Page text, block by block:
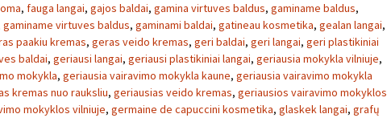
, fauga langai, gajos baldai, gamina virtuves baldus, gaminame baldus,
gaminame virtuves baldus, gaminami baldai, gatineau kosmetika, gealan langai,
paakiu kremas, geras veido kremas, geri baldai, geri langai, geri plastikiniai
baldai, geriausi langai, geriausi plastikiniai langai, geriausia mokykla vilniuje,
mokykla, geriausia vairavimo mokykla kaune, geriausia vairavimo mokykla
kremas nuo rauksliu, geriausias veido kremas, geriausios vairavimo mokyklos
mokyklos vilniuje, germaine de capuccini kosmetika, glaskek langai, grafų